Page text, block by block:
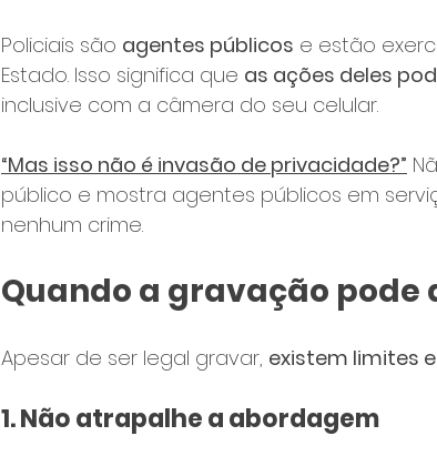
Policiais são agentes públicos e estão
Estado. Isso significa que as ações deles
inclusive com a câmera do seu celular.
“Mas isso não é invasão de privacidade?”
público e mostra agentes públicos em
nenhum crime.
Quando a gravação pode
Apesar de ser legal gravar, existem limites
1. Não atrapalhe a abordagem